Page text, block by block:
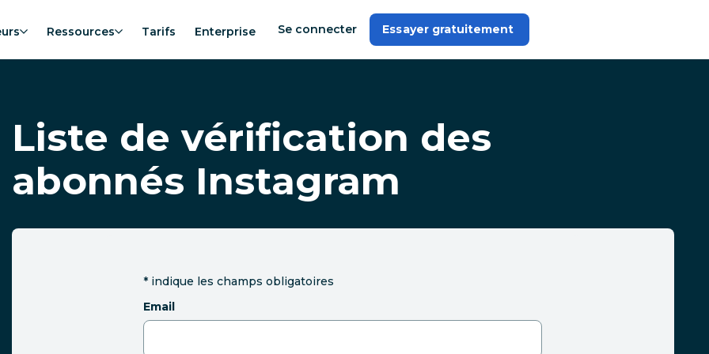
Ressources Tarifs Enterprise Se connecter Essayer gratuitement
Liste de vérification des
abonnés Instagram
* indique les champs obligatoires
Email